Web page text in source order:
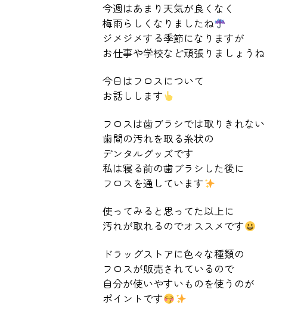
今週はあまり天気が良くなく
梅雨らしくなりましたね
ジメジメする季節になりますが
お仕事や学校など頑張りましょうね
今日はフロスについて
お話しします
フロスは歯ブラシでは取りきれない
歯間の汚れを取る糸状の
デンタルグッズです
私は寝る前の歯ブラシした後に
フロスを通しています
使ってみると思ってた以上に
汚れが取れるのでオススメです
ドラッグストアに色々な種類の
フロスが販売されているので
自分が使いやすいものを使うのが
ポイントです